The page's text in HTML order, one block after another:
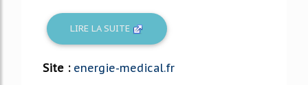
LIRE LA SUITE
Site : energie-medical.fr